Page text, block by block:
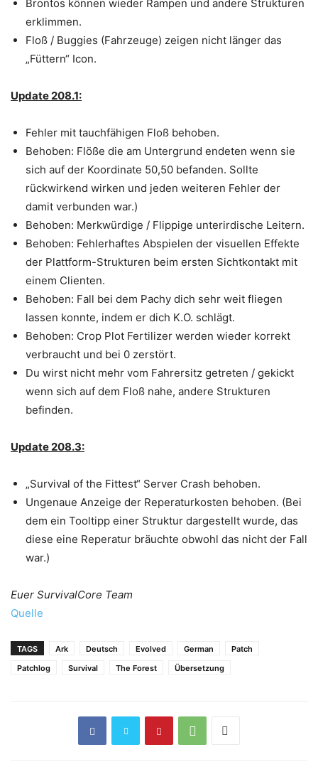
Brontos können wieder Rampen und andere Strukturen
erklimmen.
Floß / Buggies (Fahrzeuge) zeigen nicht länger das
„Füttern“ Icon.
Update 208.1:
Fehler mit tauchfähigen Floß behoben.
Behoben: Flöße die am Untergrund endeten wenn sie
sich auf der Koordinate 50,50 befanden. Sollte
rückwirkend wirken und jeden weiteren Fehler der
damit verbunden war.)
Behoben: Merkwürdige / Flippige unterirdische Leitern.
Behoben: Fehlerhaftes Abspielen der visuellen Effekte
der Plattform-Strukturen beim ersten Sichtkontakt mit
einem Clienten.
Behoben: Fall bei dem Pachy dich sehr weit fliegen
lassen konnte, indem er dich K.O. schlägt.
Behoben: Crop Plot Fertilizer werden wieder korrekt
verbraucht und bei 0 zerstört.
Du wirst nicht mehr vom Fahrersitz getreten / gekickt
wenn sich auf dem Floß nahe, andere Strukturen
befinden.
Update 208.3:
„Survival of the Fittest“ Server Crash behoben.
Ungenaue Anzeige der Reperaturkosten behoben. (Bei
dem ein Tooltipp einer Struktur dargestellt wurde, das
diese eine Reperatur bräuchte obwohl das nicht der Fall
war.)
Euer SurvivalCore Team
Quelle
TAGS Ark Deutsch Evolved German
Patch
Patchlog
Survival The Forest Übersetzung